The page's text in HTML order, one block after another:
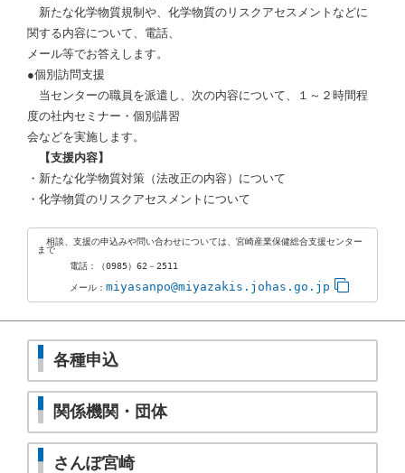
新たな化学物質規制や、化学物質のリスクアセスメントなどに
関する内容について、電話、
メール等でお答えします。
●個別訪問支援
当センターの職員を派遣し、次の内容について、１～２時間程
度の社内セミナー・個別講習
会などを実施します。
【支援内容】
・新たな化学物質対策（法改正の内容）について
・化学物質のリスクアセスメントについて
相談、支援の申込みや問い合わせについては、宮崎産業保健総合支援センター
まで
電話：（0985）62－2511
メール： miyasanpo@miyazakis.johas.go.jp
各種申込
関係機関・団体
さんぽ宮崎